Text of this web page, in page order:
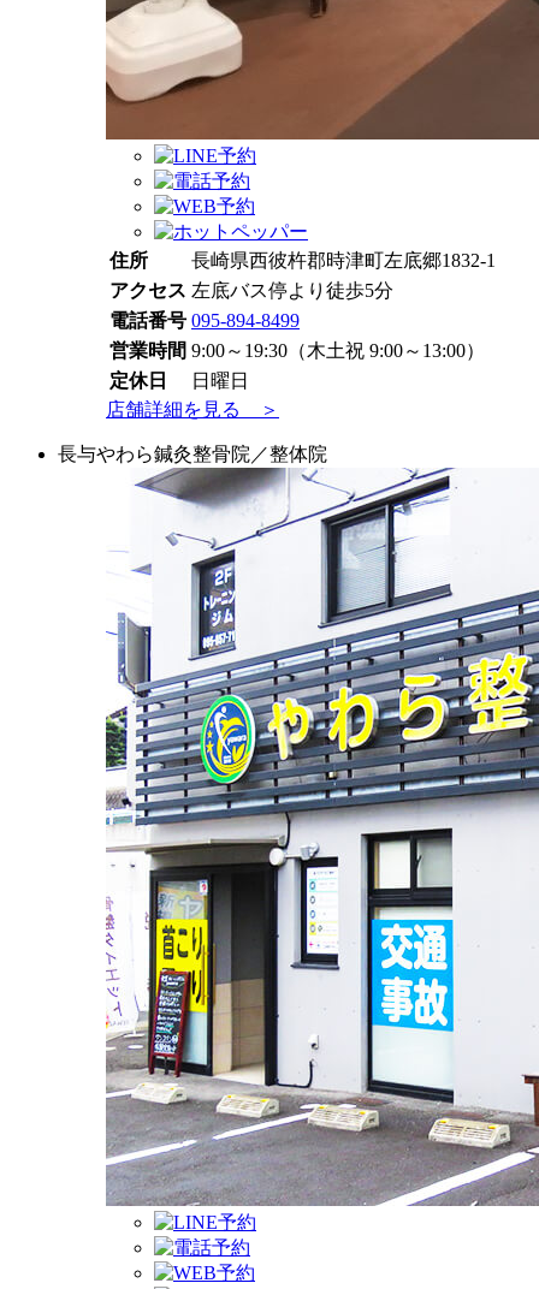
住所
長崎県西彼杵郡時津町左底郷1832-1
アクセス 左底バス停より徒歩5分
電話番号 095-894-8499
営業時間 9:00～19:30（木土祝 9:00～13:00）
定休日
日曜日
店舗詳細を見る ＞
長与やわら鍼灸整骨院／整体院